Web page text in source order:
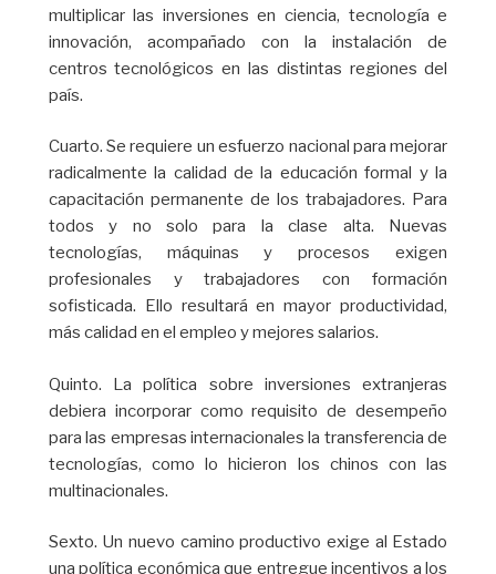
multiplicar las inversiones en ciencia, tecnología e
innovación, acompañado con la instalación de
centros tecnológicos en las distintas regiones del
país.
Cuarto. Se requiere un esfuerzo nacional para mejorar
radicalmente la calidad de la educación formal y la
capacitación permanente de los trabajadores. Para
todos y no solo para la clase alta. Nuevas
tecnologías, máquinas y procesos exigen
profesionales y trabajadores con formación
sofisticada. Ello resultará en mayor productividad,
más calidad en el empleo y mejores salarios.
Quinto. La política sobre inversiones extranjeras
debiera incorporar como requisito de desempeño
para las empresas internacionales la transferencia de
tecnologías, como lo hicieron los chinos con las
multinacionales.
Sexto. Un nuevo camino productivo exige al Estado
una política económica que entregue incentivos a los